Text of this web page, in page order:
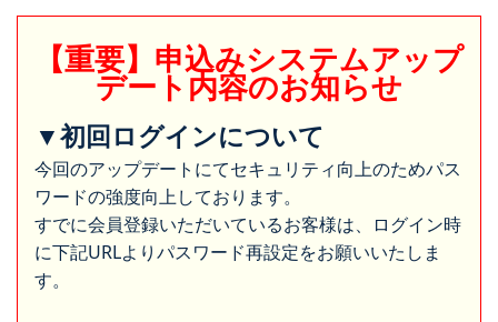
【重要】申込みシステムアップ
デート内容のお知らせ
▼初回ログインについて
今回のアップデートにてセキュリティ向上のためパス
ワードの強度向上しております。
すでに会員登録いただいているお客様は、ログイン時
に下記URLよりパスワード再設定をお願いいたしま
す。